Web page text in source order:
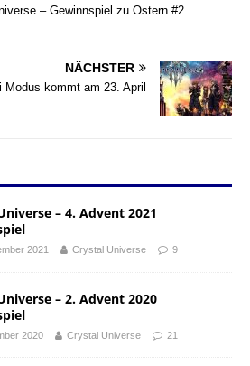
– Gewinnspiel zu Ostern #2
NÄCHSTER
kommt am 23. April
– 4. Advent 2021
2021 Crystal Universe 9
– 2. Advent 2020
2020 Crystal Universe 21